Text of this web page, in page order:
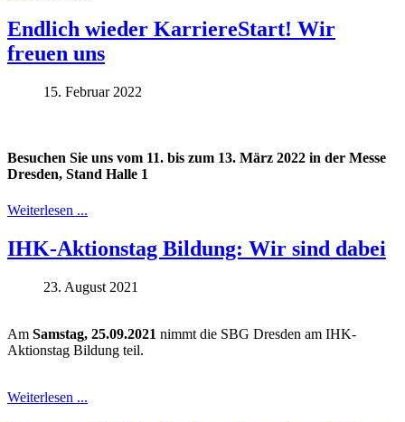
Endlich wieder KarriereStart! Wir
freuen uns
15. Februar 2022
Besuchen Sie uns vom 11. bis zum 13. März 2022 in der Messe
Dresden, Stand Halle 1
Weiterlesen ...
IHK-Aktionstag Bildung: Wir sind dabei
23. August 2021
Am Samstag, 25.09.2021 nimmt die SBG Dresden am IHK-
Aktionstag Bildung teil.
Weiterlesen ...